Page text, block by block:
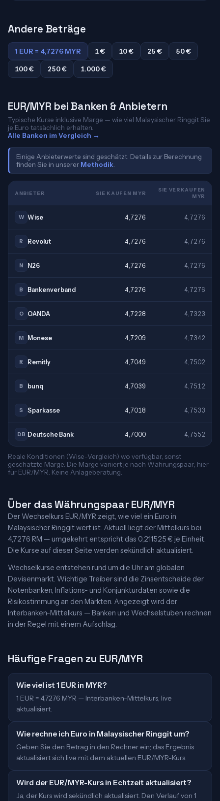
Andere Beträge
1 EUR = 4,7276 MYR 1 € 10 € 25 €
50 €
100 €
250 € 1.000 €
EUR/MYR bei Banken & Anbietern
Typische Kurse inklusive Marge — wie viel Malaysischer Ringgit Sie
je Euro tatsächlich erhalten.
Alle Banken im Vergleich →
Einige Anbieterwerte sind geschätzt. Details zur Berechnung
finden Sie in unserer Methodik
ANBIETER SIE KAUFEN MYR
SIE VERKAUFEN
MYR
W Wise 4,7276 4,7276
R Revolut 4,7276 4,7276
N N26 4,7276 4,7276
B Bankenverband 4,7276 4,7276
O OANDA 4,7228 4,7323
M Monese 4,7209 4,7342
R Remitly 4,7049 4,7502
B bunq 4,7039 4,7512
S Sparkasse 4,7018 4,7533
DB Deutsche Bank 4,7000 4,7552
Reale Konditionen (Wise-Vergleich) wo verfügbar, sonst
geschätzte Marge. Die Marge variiert je nach Währungspaar; hier
für EUR/MYR. Keine Anlageberatung.
Über das Währungspaar EUR/MYR
Der Wechselkurs EUR/MYR zeigt, wie viel ein Euro in
Malaysischer Ringgit wert ist. Aktuell liegt der Mittelkurs bei
4,7276 RM — umgekehrt entspricht das 0,211525 € je Einheit.
Die Kurse auf dieser Seite werden sekündlich aktualisiert.
Wechselkurse entstehen rund um die Uhr am globalen
Devisenmarkt. Wichtige Treiber sind die Zinsentscheide der
Notenbanken, Inflations- und Konjunkturdaten sowie die
Risikostimmung an den Märkten. Angezeigt wird der
Interbanken-Mittelkurs — Banken und Wechselstuben rechnen
in der Regel mit einem Aufschlag.
Häufige Fragen zu EUR/MYR
Wie viel ist 1 EUR in MYR?
1 EUR = 4,7276 MYR — Interbanken-Mittelkurs, live
aktualisiert.
Wie rechne ich Euro in Malaysischer Ringgit um?
Geben Sie den Betrag in den Rechner ein; das Ergebnis
aktualisiert sich live mit dem aktuellen EUR/MYR-Kurs.
Wird der EUR/MYR-Kurs in Echtzeit aktualisiert?
Ja, der Kurs wird sekündlich aktualisiert. Den Verlauf von 1